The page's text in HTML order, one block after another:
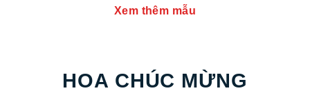
Xem thêm mẫu
HOA CHÚC MỪNG